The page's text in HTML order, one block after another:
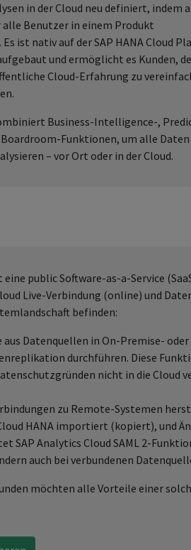
in der Cloud neu definiert, indem
Benutzer in einem Produkt
ist nativ auf der SAP HANA Cloud
und ermöglicht es Kunden,
Cloud-Erfahrung zu
Business-Intelligence-,
Funktionen, um alle Daten
– vor Ort oder in der Cloud.
eine public Software-as-a-Service
Live-Verbindung (online) und
befinden:
aus Datenquellen in On-Premise-
durchführen. Diese
nicht in die Cloud
zu Remote-Systemen
HANA importiert (kopiert), und
SAP Analytics Cloud SAML 2-
auch bei verbundenen
möchten alle Vorteile einer